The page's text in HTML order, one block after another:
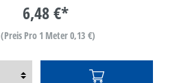
6,48 €*
(Preis Pro 1 Meter 0,13 €)